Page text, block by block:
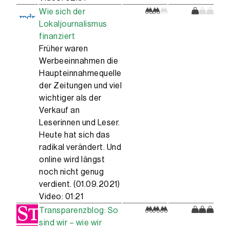
Informationen? Findet Ihr Euch in der
Tabelle wieder?
Gratis?
Was heißt eigentlich gratis im
Medienbereich? Sicher, man muss
vielleicht kein Geld für Onlinebeiträge
oder z. B. ein YouTube-Video bezahlen.
Aber zahlen wir dann vielleicht mit
etwas anderem?
Ja, mit unserer Aufmerksamkeit und mit
unseren Daten. Denn die Unternehmen,
die uns Gratisangebote im Medien- und
Informationsbereich zur Verfügung
stellen, tun dies nicht, weil sie so nett
Wie sich der
Lokaljournalismus
finanziert
Früher waren
Werbeeinnahmen die
Haupteinnahmequelle
der Zeitungen und viel
wichtiger als der
Verkauf an
Leserinnen und Leser.
Heute hat sich das
radikal verändert. Und
online wird längst
noch nicht genug
verdient. (01.09.2021)
Video: 01:21
Transparenzblog: So
sind wir – wie wir